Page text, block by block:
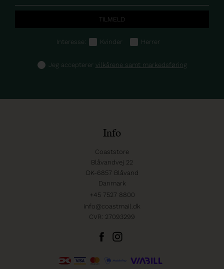
Interesse: Kvinder Herrer
Jeg accepterer vilkårene samt markedsføring
Info
Coaststore
Blåvandvej 22
DK-6857 Blåvand
Danmark
+45 7527 8800
info@coastmail.dk
CVR: 27093299